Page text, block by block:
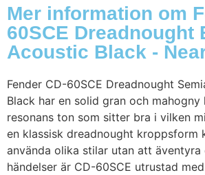
Mer information om
60SCE Dreadnought
Acoustic Black -
Fender CD-60SCE Dreadnought
Black har en solid gran och
resonans ton som sitter bra i vilken
en klassisk dreadnought kroppsform
använda olika stilar utan att äventyra
händelser är CD-60SCE utrustad